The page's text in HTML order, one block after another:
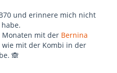
und erinnere mich nicht
mit der Bernina
mit der Kombi in der
🙈